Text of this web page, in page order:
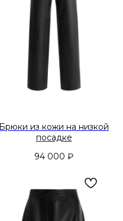
Брюки из кожи на низкой
посадке
94 000 ₽